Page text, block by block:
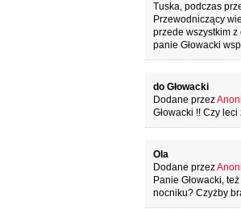
Tuska, podczas
Przewodniczący
przede wszystkim
panie Głowacki
do Głowacki
Dodane przez
Głowacki !! Czy
Ola
Dodane przez
Panie Głowacki,
nocniku? Czyżby